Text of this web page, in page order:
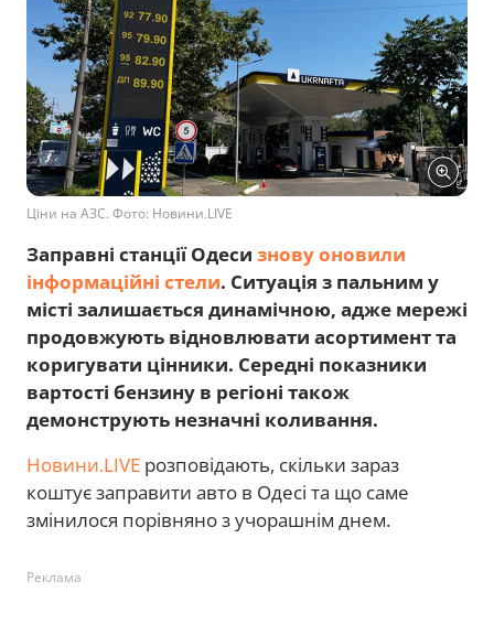
Ціни на АЗС. Фото: Новини.LIVE
Заправні станції Одеси знову оновили
інформаційні стели. Ситуація з пальним у
місті залишається динамічною, адже мережі
продовжують відновлювати асортимент та
коригувати цінники. Середні показники
вартості бензину в регіоні також
демонструють незначні коливання.
Новини.LIVE розповідають, скільки зараз
коштує заправити авто в Одесі та що саме
змінилося порівняно з учорашнім днем.
Реклама